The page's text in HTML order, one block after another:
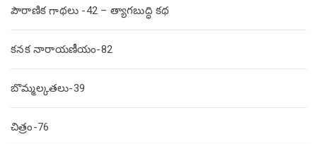
పౌరాణిక గాథలు -42 – త్యాగబుద్ధి కథ
కనక నారాయణీయం-82
బొమ్మల్కతలు-39
చిత్రం-76